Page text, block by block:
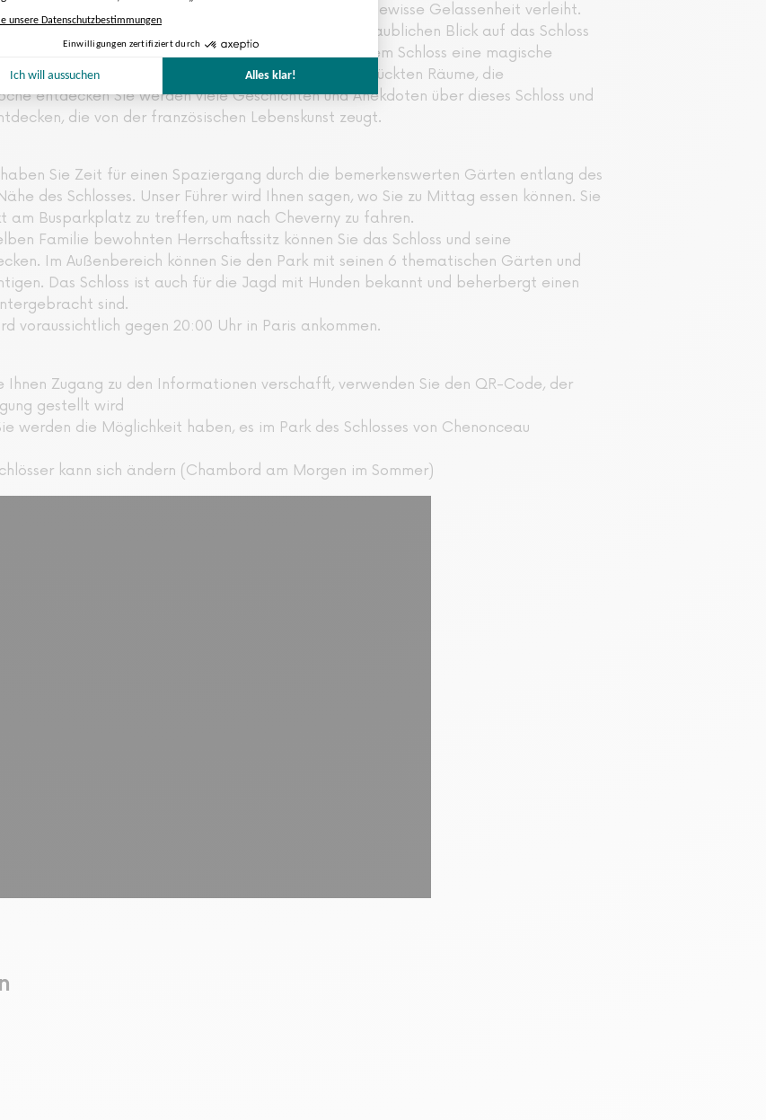
zeitweise an der Loire entlang, was der Fahrt eine gewisse Gelassenheit verleiht.
Bäumen gesäumte Auffahrt entlang, die einen unglaublichen Blick auf das Schloss
aus dem Wasser aufzutauchen scheint, verleiht dem Schloss eine magische
werden Sie die möblierten und blumengeschmückten Räume, die
entdecken Sie werden viele Geschichten und Anekdoten über dieses Schloss und
die von der französischen Lebenskunst zeugt.
Sie Zeit für einen Spaziergang durch die bemerkenswerten Gärten entlang des
des Schlosses. Unser Führer wird Ihnen sagen, wo Sie zu Mittag essen können. Sie
am Busparkplatz zu treffen, um nach Cheverny zu fahren.
Familie bewohnten Herrschaftssitz können Sie das Schloss und seine
Im Außenbereich können Sie den Park mit seinen 6 thematischen Gärten und
Das Schloss ist auch für die Jagd mit Hunden bekannt und beherbergt einen
sind.
voraussichtlich gegen 20:00 Uhr in Paris ankommen.
Ihnen Zugang zu den Informationen verschafft, verwenden Sie den QR-Code, der
gestellt wird
werden die Möglichkeit haben, es im Park des Schlosses von Chenonceau
kann sich ändern (Chambord am Morgen im Sommer)